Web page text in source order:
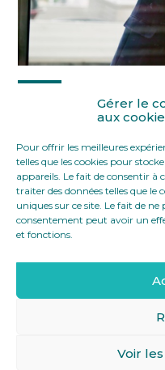
Gérer le
aux
Pour offrir les meilleures
telles que les cookies pour
appareils. Le fait de consentir à
traiter des données telles que
uniques sur ce site. Le fait de
consentement peut avoir un
et fonctions.
Voir
FaceBook
Twitter